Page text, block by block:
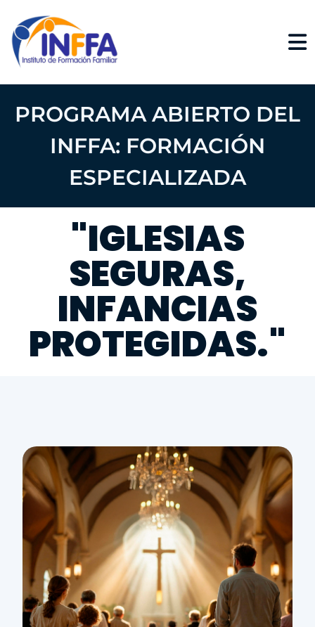
PROGRAMA ABIERTO DEL
INFFA: FORMACIÓN
ESPECIALIZADA
"IGLESIAS
SEGURAS,
INFANCIAS
PROTEGIDAS."